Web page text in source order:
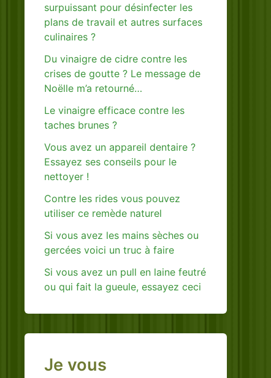
surpuissant pour désinfecter les
plans de travail et autres surfaces
culinaires ?
Du vinaigre de cidre contre les
crises de goutte ? Le message de
Noëlle m’a retourné…
Le vinaigre efficace contre les
taches brunes ?
Vous avez un appareil dentaire ?
Essayez ses conseils pour le
nettoyer !
Contre les rides vous pouvez
utiliser ce remède naturel
Si vous avez les mains sèches ou
gercées voici un truc à faire
Si vous avez un pull en laine feutré
ou qui fait la gueule, essayez ceci
Je vous